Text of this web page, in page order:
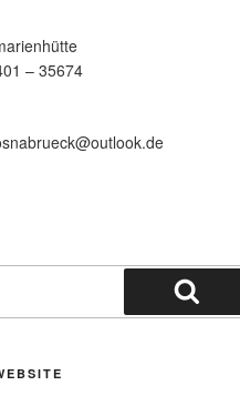
– 35674
Suchen